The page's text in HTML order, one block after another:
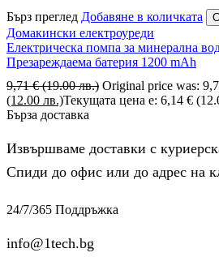
Бърз преглед Добавяне в количката
Домакински електроуреди
Електрическа помпа за минерална
Презареждаема батерия 1200 mAh
9,71€ (19.00 лв.) Original price was:
(12.00 лв.)Текущата цена е: 6,14 €
Бърза доставка
Извършваме доставки с
Спиди до офис или до адрес на
24/7/365 Поддръжка
info@1tech.bg